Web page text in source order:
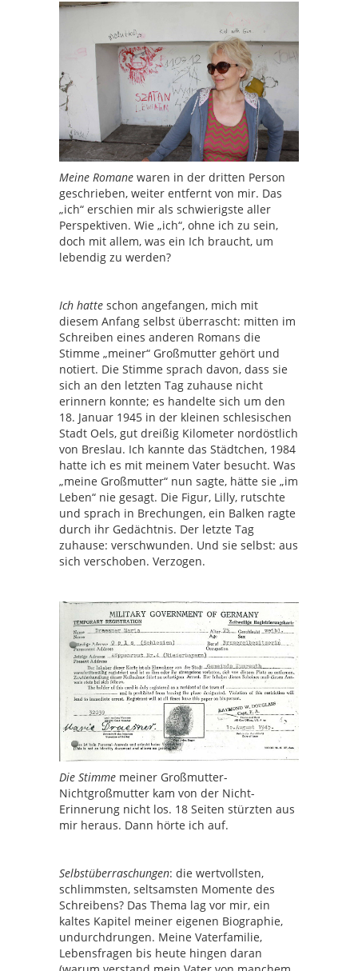
Meine Romane waren in der dritten Person
geschrieben, weiter entfernt von mir. Das
„ich“ erschien mir als schwierigste aller
Perspektiven. Wie „ich“, ohne ich zu sein,
doch mit allem, was ein Ich braucht, um
lebendig zu werden?
Ich hatte schon angefangen, mich mit
diesem Anfang selbst überrascht: mitten im
Schreiben eines anderen Romans die
Stimme „meiner“ Großmutter gehört und
notiert. Die Stimme sprach davon, dass sie
sich an den letzten Tag zuhause nicht
erinnern konnte; es handelte sich um den
18. Januar 1945 in der kleinen schlesischen
Stadt Oels, gut dreißig Kilometer nordöstlich
von Breslau. Ich kannte das Städtchen, 1984
hatte ich es mit meinem Vater besucht. Was
„meine Großmutter“ nun sagte, hätte sie „im
Leben“ nie gesagt. Die Figur, Lilly, rutschte
und sprach in Brechungen, ein Balken ragte
durch ihr Gedächtnis. Der letzte Tag
zuhause: verschwunden. Und sie selbst: aus
sich verschoben. Verzogen.
Die Stimme meiner Großmutter-
Nichtgroßmutter kam von der Nicht-
Erinnerung nicht los. 18 Seiten stürzten aus
mir heraus. Dann hörte ich auf.
Selbstüberraschungen: die wertvollsten,
schlimmsten, seltsamsten Momente des
Schreibens? Das Thema lag vor mir, ein
kaltes Kapitel meiner eigenen Biographie,
undurchdrungen. Meine Vaterfamilie,
Lebensfragen bis heute hingen daran